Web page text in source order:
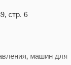
стр. 6
машин для